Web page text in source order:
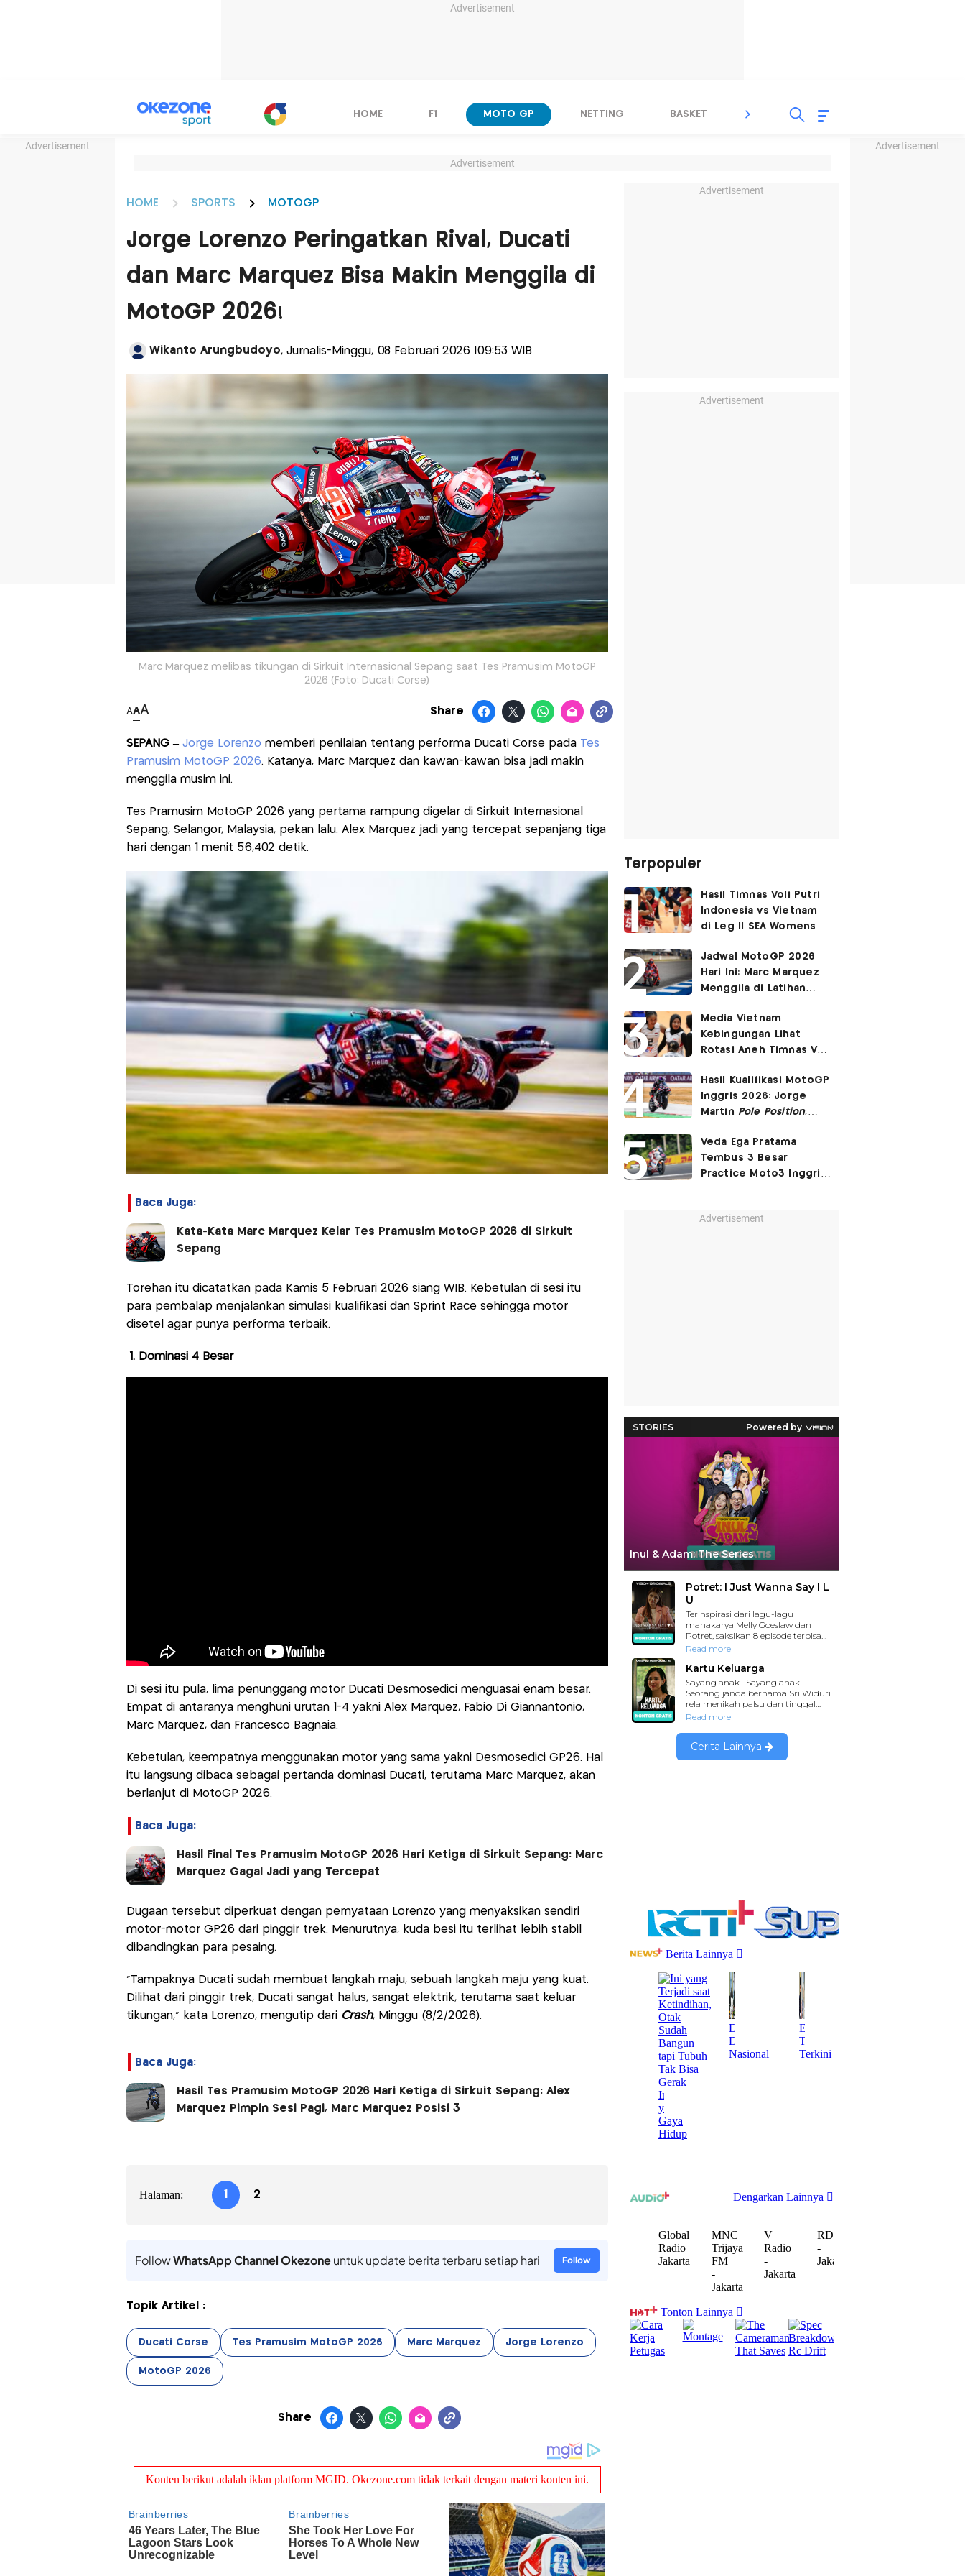
Advertisement
Advertisement Advertisement
HOME F1 MOTO GP NETTING BASKET SPORT LAIN
Advertisement
HOME SPORTS MOTOGP
Jorge Lorenzo Peringatkan Rival, Ducati
dan Marc Marquez Bisa Makin Menggila di
MotoGP 2026!
Wikanto Arungbudoyo, Jurnalis-Minggu, 08 Februari 2026 |09:53 WIB
Marc Marquez melibas tikungan di Sirkuit Internasional Sepang saat Tes Pramusim MotoGP
2026 (Foto: Ducati Corse)
AAA Share
SEPANG – Jorge Lorenzo memberi penilaian tentang performa Ducati Corse pada Tes
Pramusim MotoGP 2026. Katanya, Marc Marquez dan kawan-kawan bisa jadi makin
menggila musim ini.
Tes Pramusim MotoGP 2026 yang pertama rampung digelar di Sirkuit Internasional
Sepang, Selangor, Malaysia, pekan lalu. Alex Marquez jadi yang tercepat sepanjang tiga
hari dengan 1 menit 56,402 detik.
Baca Juga:
Kata-Kata Marc Marquez Kelar Tes Pramusim MotoGP 2026 di Sirkuit
Sepang
Torehan itu dicatatkan pada Kamis 5 Februari 2026 siang WIB. Kebetulan di sesi itu
para pembalap menjalankan simulasi kualifikasi dan Sprint Race sehingga motor
disetel agar punya performa terbaik.
1. Dominasi 4 Besar
Di sesi itu pula, lima penunggang motor Ducati Desmosedici menguasai enam besar.
Empat di antaranya menghuni urutan 1-4 yakni Alex Marquez, Fabio Di Giannantonio,
Marc Marquez, dan Francesco Bagnaia.
Kebetulan, keempatnya menggunakan motor yang sama yakni Desmosedici GP26. Hal
itu langsung dibaca sebagai pertanda dominasi Ducati, terutama Marc Marquez, akan
berlanjut di MotoGP 2026.
Baca Juga:
Hasil Final Tes Pramusim MotoGP 2026 Hari Ketiga di Sirkuit Sepang: Marc
Marquez Gagal Jadi yang Tercepat
Dugaan tersebut diperkuat dengan pernyataan Lorenzo yang menyaksikan sendiri
motor-motor GP26 dari pinggir trek. Menurutnya, kuda besi itu terlihat lebih stabil
dibandingkan para pesaing.
“Tampaknya Ducati sudah membuat langkah maju, sebuah langkah maju yang kuat.
Dilihat dari pinggir trek, Ducati sangat halus, sangat elektrik, terutama saat keluar
tikungan,” kata Lorenzo, mengutip dari Crash, Minggu (8/2/2026).
Baca Juga:
Hasil Tes Pramusim MotoGP 2026 Hari Ketiga di Sirkuit Sepang: Alex
Marquez Pimpin Sesi Pagi, Marc Marquez Posisi 3
Halaman: 1 2
FollowWhatsApp Channel Okezoneuntuk update berita terbaru setiap hari Follow
Topik Artikel :
Ducati Corse Tes Pramusim MotoGP 2026 Marc Marquez Jorge Lorenzo
MotoGP 2026
Share
Advertisement
Advertisement
Terpopuler
Hasil Timnas Voli Putri
Indonesia vs Vietnam
di Leg II SEA Womens V
Garuda Pertiwi Menang
3-2
Jadwal MotoGP 2026
Hari Ini: Marc Marquez
Menggila di Latihan
Media Vietnam
Kebingungan Lihat
Rotasi Aneh Timnas Voli
SEA Womens V Cup
2026
Hasil Kualifikasi MotoGP
Inggris 2026: Jorge
Martin Pole Position,
Posisi 6!
Veda Ega Pratama
Tembus 3 Besar
Practice Moto3 Inggris
Advertisement